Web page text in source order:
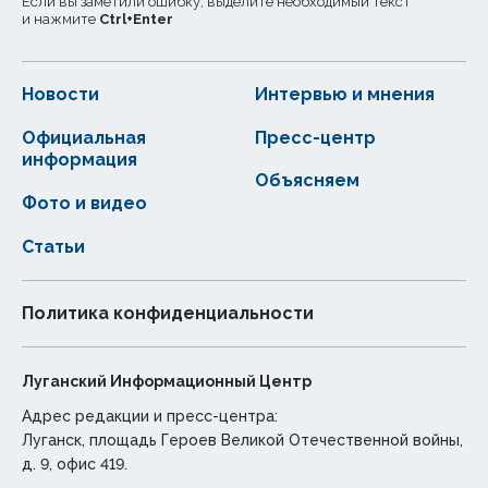
и нажмите Ctrl+Enter
Новости
Статьи
Официальная
информация
Интервью и мнения
Фото и видео
Пресс-центр
Объясняем
Политика конфиденциальности
Луганский Информационный Центр
Адрес редакции и пресс-центра:
Луганск, площадь Героев Великой Отечественной войны,
д. 9, офис 419.